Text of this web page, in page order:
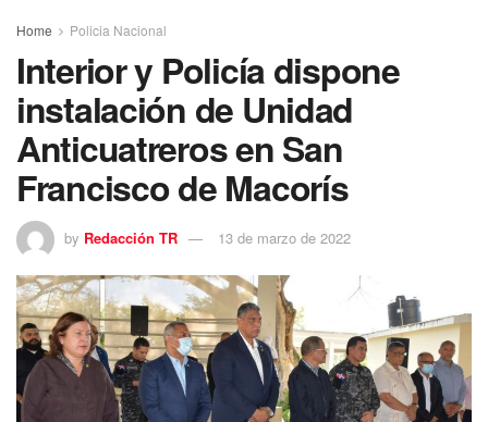
Home Policia Nacional
Interior y Policía dispone
instalación de Unidad
Anticuatreros en San
Francisco de Macorís
by Redacción TR 13 de marzo de 2022